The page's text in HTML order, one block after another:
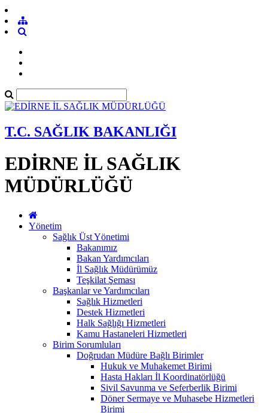
T.C. SAĞLIK BAKANLIĞI
EDİRNE İL SAĞLIK
MÜDÜRLÜĞÜ
Yönetim
Sağlık Üst Yönetimi
Bakanımız
Bakan Yardımcıları
İl Sağlık Müdürümüz
Teşkilat Şeması
Başkanlar ve Yardımcıları
Sağlık Hizmetleri
Destek Hizmetleri
Halk Sağlığı Hizmetleri
Kamu Hastaneleri Hizmetleri
Birim Sorumluları
Doğrudan Müdüre Bağlı Birimler
Hukuk ve Muhakemet Birimi
Hasta Hakları İl Koordinatörlüğü
Sivil Savunma ve Seferberlik Birimi
Döner Sermaye ve Muhasebe Hizmetleri
Birimi